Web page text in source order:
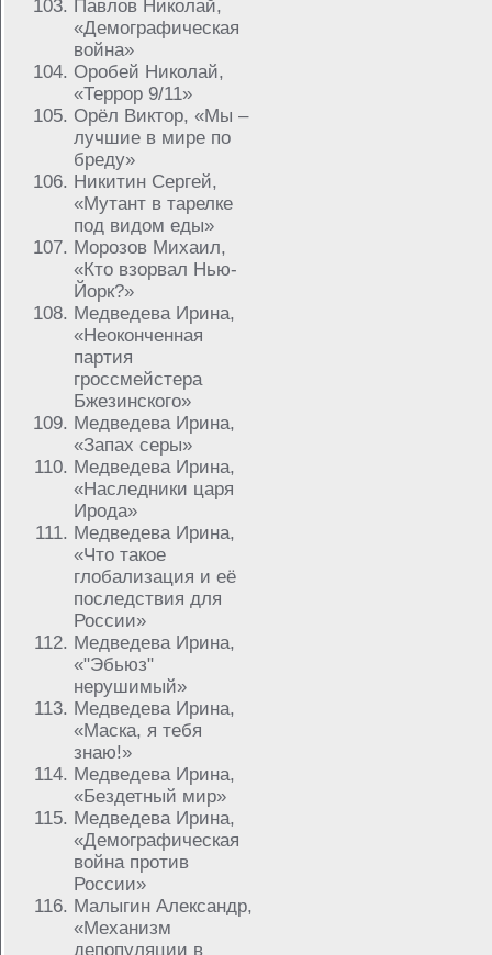
Павлов Николай,
«Демографическая
война»
Оробей Николай,
«Террор 9/11»
Орёл Виктор, «Мы –
лучшие в мире по
бреду»
Никитин Сергей,
«Мутант в тарелке
под видом еды»
Морозов Михаил,
«Кто взорвал Нью-
Йорк?»
Медведева Ирина,
«Неоконченная
партия
гроссмейстера
Бжезинского»
Медведева Ирина,
«Запах серы»
Медведева Ирина,
«Наследники царя
Ирода»
Медведева Ирина,
«Что такое
глобализация и её
последствия для
России»
Медведева Ирина,
«"Эбьюз"
нерушимый»
Медведева Ирина,
«Маска, я тебя
знаю!»
Медведева Ирина,
«Бездетный мир»
Медведева Ирина,
«Демографическая
война против
России»
Малыгин Александр,
«Механизм
депопуляции в